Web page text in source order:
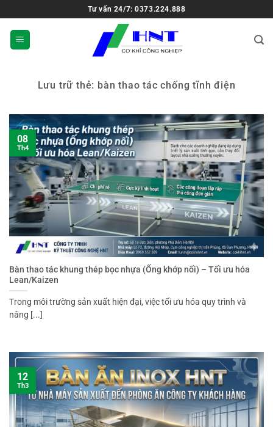
Tư vấn 24/7: 0373.224.888
Lưu trữ thẻ: bàn thao tác chống tĩnh điện
Bàn thao tác khung thép bọc nhựa (Ống khớp nối) – Tối ưu hóa
Lean/Kaizen
Trong môi trường sản xuất hiện đại, việc tối ưu hóa quy trình và
nâng [...]
08
Th4
12
Th3